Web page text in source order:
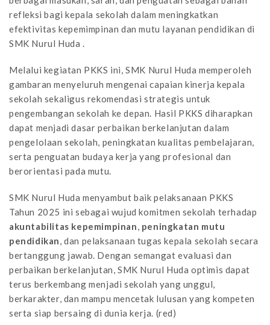
refleksi bagi kepala sekolah dalam meningkatkan
efektivitas kepemimpinan dan mutu layanan pendidikan di
SMK Nurul Huda .
Melalui kegiatan PKKS ini, SMK Nurul Huda memperoleh
gambaran menyeluruh mengenai capaian kinerja kepala
sekolah sekaligus rekomendasi strategis untuk
pengembangan sekolah ke depan. Hasil PKKS diharapkan
dapat menjadi dasar perbaikan berkelanjutan dalam
pengelolaan sekolah, peningkatan kualitas pembelajaran,
serta penguatan budaya kerja yang profesional dan
berorientasi pada mutu.
SMK Nurul Huda menyambut baik pelaksanaan PKKS
Tahun 2025 ini sebagai wujud komitmen sekolah terhadap
akuntabilitas kepemimpinan, peningkatan mutu
pendidikan, dan pelaksanaan tugas kepala sekolah secara
bertanggung jawab. Dengan semangat evaluasi dan
perbaikan berkelanjutan, SMK Nurul Huda optimis dapat
terus berkembang menjadi sekolah yang unggul,
berkarakter, dan mampu mencetak lulusan yang kompeten
serta siap bersaing di dunia kerja. (red)